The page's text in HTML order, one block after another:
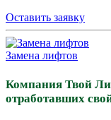
Оставить заявку
Замена лифтов
Компания Твой
отработавших